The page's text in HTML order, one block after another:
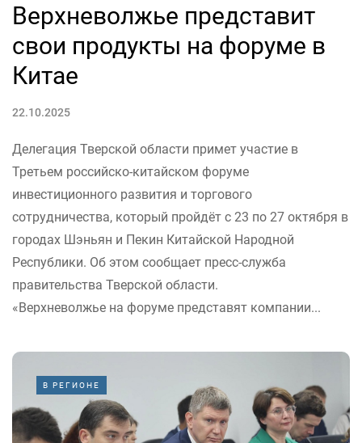
Верхневолжье представит
свои продукты на форуме в
Китае
22.10.2025
Делегация Тверской области примет участие в
Третьем российско-китайском форуме
инвестиционного развития и торгового
сотрудничества, который пройдёт с 23 по 27 октября в
городах Шэньян и Пекин Китайской Народной
Республики. Об этом сообщает пресс-служба
правительства Тверской области.
«Верхневолжье на форуме представят компании...
В РЕГИОНЕ